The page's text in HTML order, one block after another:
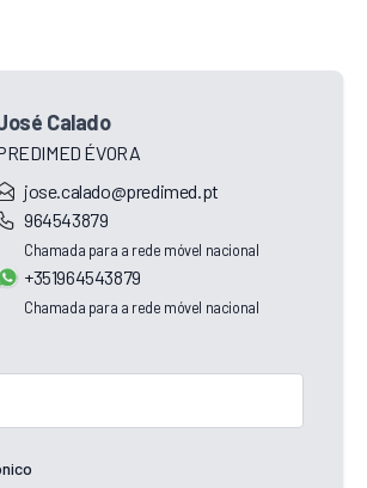
Calado
ÉVORA
jose.calado@predimed.pt
964543879
Chamada para a rede móvel nacional
+351964543879
Chamada para a rede móvel nacional